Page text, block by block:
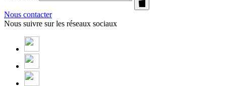
Nous contacter
Nous suivre sur les réseaux sociaux